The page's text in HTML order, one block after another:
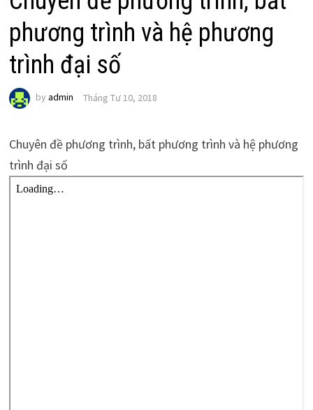
phương trình và hệ phương
trình đại số
by admin Tháng Tư 10, 2018
Chuyên đề phương trình, bất phương trình và hệ phương
trình đại số